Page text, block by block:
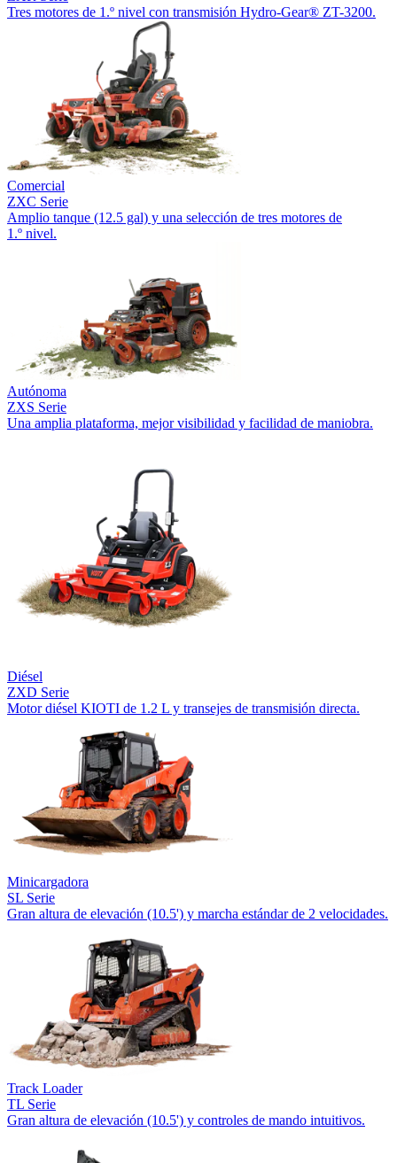
Tres motores de 1.º nivel con transmisión Hydro-Gear® ZT-3200.
Comercial
ZXC Serie
Amplio tanque (12.5 gal) y una selección de tres motores de
1.º nivel.
Autónoma
ZXS Serie
Una amplia plataforma, mejor visibilidad y facilidad de maniobra.
Diésel
ZXD Serie
Motor diésel KIOTI de 1.2 L y transejes de transmisión directa.
Minicargadora
SL Serie
Gran altura de elevación (10.5') y marcha estándar de 2 velocidades.
Track Loader
TL Serie
Gran altura de elevación (10.5') y controles de mando intuitivos.